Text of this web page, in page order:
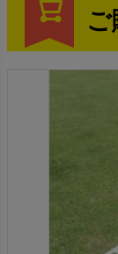
ご